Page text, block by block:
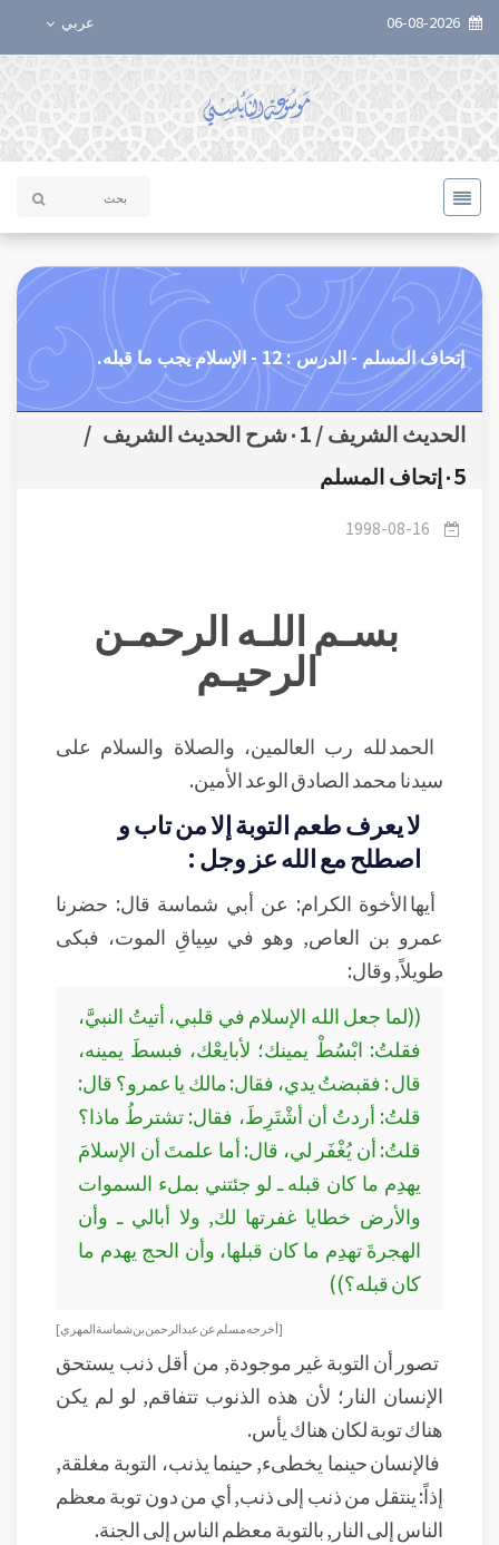
عربي
إتحاف المسلم - الدرس : 12 - الإسلام يجب ما قبله.
الحديث الشريف / ٠1شرح الحديث الشريف
/
٠5إتحاف المسلم
1998-08-16
بسـم اللـه الرحمـن
الرحيـم
الحمد لله رب العالمين، والصلاة والسلام على
سيدنا محمد الصادق الوعد الأمين.
لا يعرف طعم التوبة إلا من تاب و
اصطلح مع الله عز وجل :
أيها الأخوة الكرام: عن أبي شماسة قال: حضرنا
عمرو بن العاص, وهو في سِياقِ الموت، فبكى
طويلاً, وقال:
((لما جعل الله الإسلام في قلبي، أتيتُ النبيَّ،
فقلتُ: ابْسُطْ يمينك؛ لأبايعْك، فبسطَ يمينه،
قال : فقبضتُ يدي، فقال: مالك يا عمرو؟ قال:
قلتُ: أردتُ أن أشْتَرِطَ، فقال: تشترطُ ماذا؟
قلتُ: أن يُغْفَر لي، قال: أما علمتَ أن الإسلامَ
يهدِم ما كان قبله ـ لو جئتني بملء السموات
والأرض خطايا غفرتها لك, ولا أبالي ـ وأن
الهجرةَ تهدِم ما كان قبلها، وأن الحج يهدم ما
كان قبله؟))
[أخرجه مسلم عن عبد الرحمن بن شماسة المهري]
تصور أن التوبة غير موجودة, من أقل ذنب يستحق
الإنسان النار؛ لأن هذه الذنوب تتفاقم, لو لم يكن
هناك توبة لكان هناك يأس.
فالإنسان حينما يخطىء, حينما يذنب، التوبة مغلقة,
إذاً: ينتقل من ذنب إلى ذنب, أي من دون توبة معظم
الناس إلى النار, بالتوبة معظم الناس إلى الجنة.